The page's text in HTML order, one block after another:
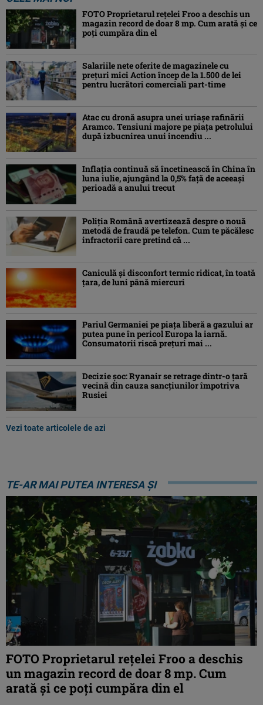
FOTO Proprietarul rețelei Froo a deschis un
magazin record de doar 8 mp. Cum arată și ce
poți cumpăra din el
Salariile nete oferite de magazinele cu
prețuri mici Action încep de la 1.500 de lei
pentru lucrători comerciali part-time
Atac cu dronă asupra unei uriașe rafinării
Aramco. Tensiuni majore pe piața petrolului
după izbucnirea unui incendiu ...
Inflaţia continuă să încetinească în China în
luna iulie, ajungând la 0,5% faţă de aceeaşi
perioadă a anului trecut
Poliția Română avertizează despre o nouă
metodă de fraudă pe telefon. Cum te păcălesc
infractorii care pretind că ...
Caniculă şi disconfort termic ridicat, în toată
ţara, de luni până miercuri
Pariul Germaniei pe piaţa liberă a gazului ar
putea pune în pericol Europa la iarnă.
Consumatorii riscă preţuri mai ...
Decizie șoc: Ryanair se retrage dintr-o țară
vecină din cauza sancțiunilor împotriva
Rusiei
Vezi toate articolele de azi
TE-AR MAI PUTEA INTERESA ȘI
FOTO Proprietarul rețelei Froo a deschis
un magazin record de doar 8 mp. Cum
arată și ce poți cumpăra din el